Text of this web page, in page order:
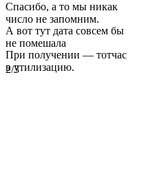
Спасибо, а то мы никак
число не запомним.
А вот тут дата совсем бы
не помешала
При получении — тотчас
в утилизацию.
2/3